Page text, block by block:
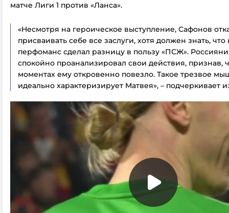
матче Лиги 1 против «Ланса».
«Несмотря на героическое выступление, Сафонов
присваивать себе все заслуги, хотя должен знать,
перфоманс сделал разницу в пользу «ПСЖ».
спокойно проанализировал свои действия, признав,
моментах ему откровенно повезло. Такое трезвое
идеально характеризирует Матвея», – подчеркивает